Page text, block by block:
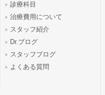
診療科目
治療費用について
スタッフ紹介
Dr.ブログ
スタッフブログ
よくある質問